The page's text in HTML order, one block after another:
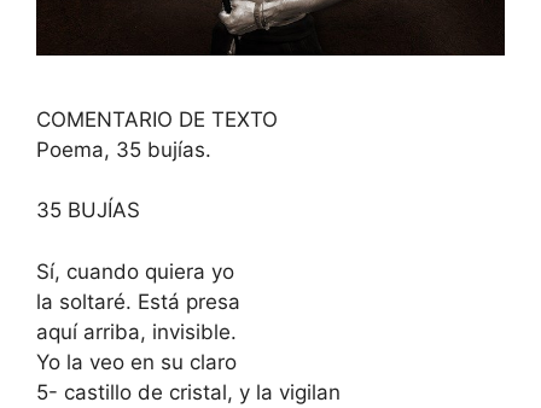
COMENTARIO DE TEXTO
Poema, 35 bujías.
35 BUJÍAS
Sí, cuando quiera yo
la soltaré. Está presa
aquí arriba, invisible.
Yo la veo en su claro
5- castillo de cristal, y la vigilan